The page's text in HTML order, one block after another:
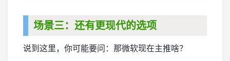
场景三：还有更现代的选项
说到这里，你可能要问：那微软现在主推啥？